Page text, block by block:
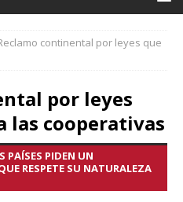
continental por leyes que
por leyes
las cooperativas
PAÍSES PIDEN UN
RESPETE SU NATURALEZA